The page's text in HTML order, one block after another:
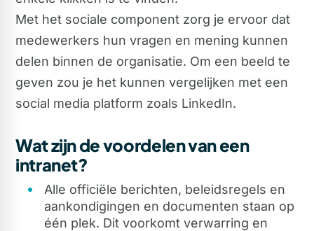
Met het sociale component zorg je ervoor dat
medewerkers hun vragen en mening kunnen
delen binnen de organisatie. Om een beeld te
geven zou je het kunnen vergelijken met een
social media platform zoals LinkedIn.
Wat zijn de voordelen van een
intranet?
Alle officiële berichten, beleidsregels en
aankondigingen en documenten staan op
één plek. Dit voorkomt verwarring en